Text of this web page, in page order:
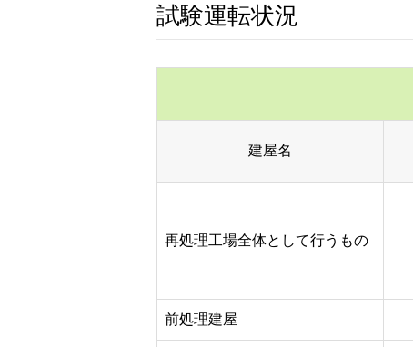
試験運転状況
建屋名
再処理工場全体として行うもの
前処理建屋